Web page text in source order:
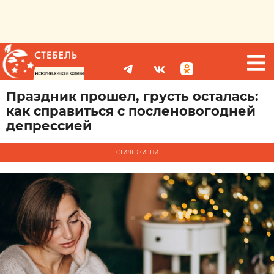
Праздник прошел, грусть осталась:
как справиться с посленовогодней
депрессией
СТИЛЬ ЖИЗНИ